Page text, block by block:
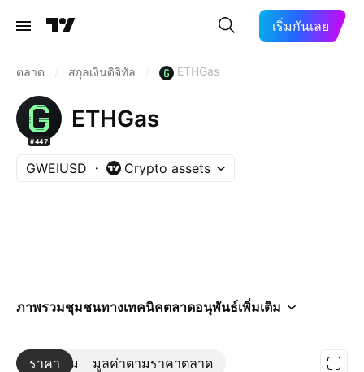
เริ่มกันเลย
ตลาด สกุลเงินดิจิทัล ETHGas
#447
ETHGas
GWEIUSD Crypto assets
ภาพรวมชุมชนทางเทคนิคตลาดอนุพันธ์เพิ่มเติม
ราคา มูลค่าตามราคาตลาด
เพิ่มเติม